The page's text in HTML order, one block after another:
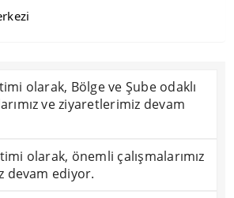
olarak, Bölge ve Şube odaklı
ve ziyaretlerimiz devam
olarak, önemli çalışmalarımız
devam ediyor.